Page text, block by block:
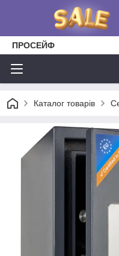
ПРОСЕЙФ
Каталог товарів